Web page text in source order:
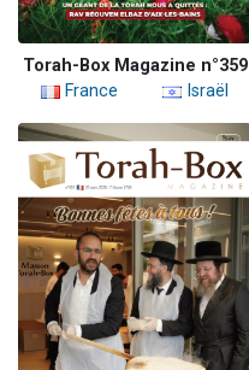
Torah-Box Magazine n°359
France
Israël